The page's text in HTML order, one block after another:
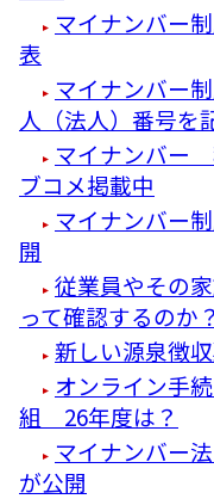
マイナンバー
表
マイナンバー
人（法人）番号を
マイナンバー
ブコメ掲載中
マイナンバー
開
従業員やその
って確認するのか？
新しい源泉徴
オンライン手
組 26年度は？
マイナンバー
が公開